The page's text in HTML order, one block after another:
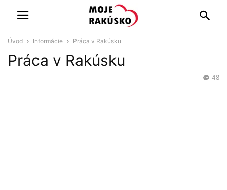
Úvod Informácie Práca v Rakúsku
Práca v Rakúsku
48